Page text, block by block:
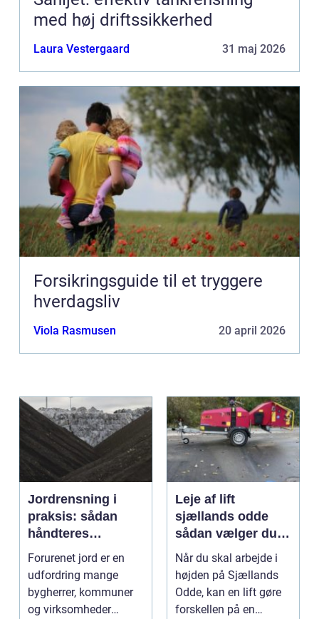
med høj driftssikkerhed
Laura Vestergaard 31 maj 2026
Forsikringsguide til et tryggere
hverdagsliv
Viola Rasmusen 20 april 2026
Jordrensning i
praksis: sådan
håndteres
forurenet jord
ansvarligt
Forurenet jord er en
udfordring mange
bygherrer, kommuner
og virksomheder
Leje af lift
sjællands odde
sådan vælger du
den rigtige løsning
Når du skal arbejde i
højden på Sjællands
Odde, kan en lift gøre
forskellen på en